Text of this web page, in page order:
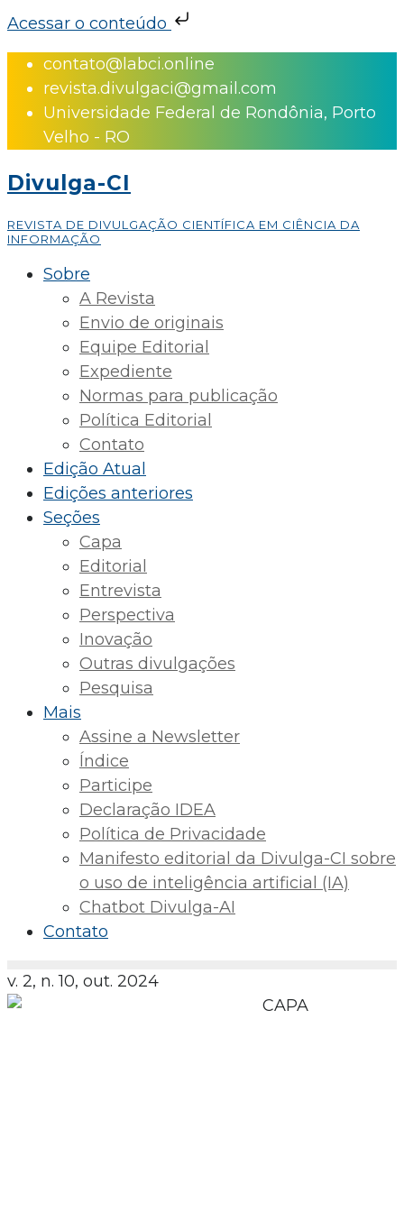
Acessar o conteúdo
Skip
content
contato@labci.online
revista.divulgaci@gmail.com
Universidade Federal de Rondônia, Porto
Velho - RO
Divulga-CI
REVISTA DE DIVULGAÇÃO CIENTÍFICA EM CIÊNCIA DA
INFORMAÇÃO
Sobre
A Revista
Envio de originais
Equipe Editorial
Expediente
Normas para publicação
Política Editorial
Contato
Edição Atual
Edições anteriores
Seções
Capa
Editorial
Entrevista
Perspectiva
Inovação
Outras divulgações
Pesquisa
Mais
Assine a Newsletter
Índice
Participe
Declaração IDEA
Política de Privacidade
Manifesto editorial da Divulga-CI sobre
o uso de inteligência artificial (IA)
Chatbot Divulga-AI
Contato
v. 2, n. 10, out. 2024